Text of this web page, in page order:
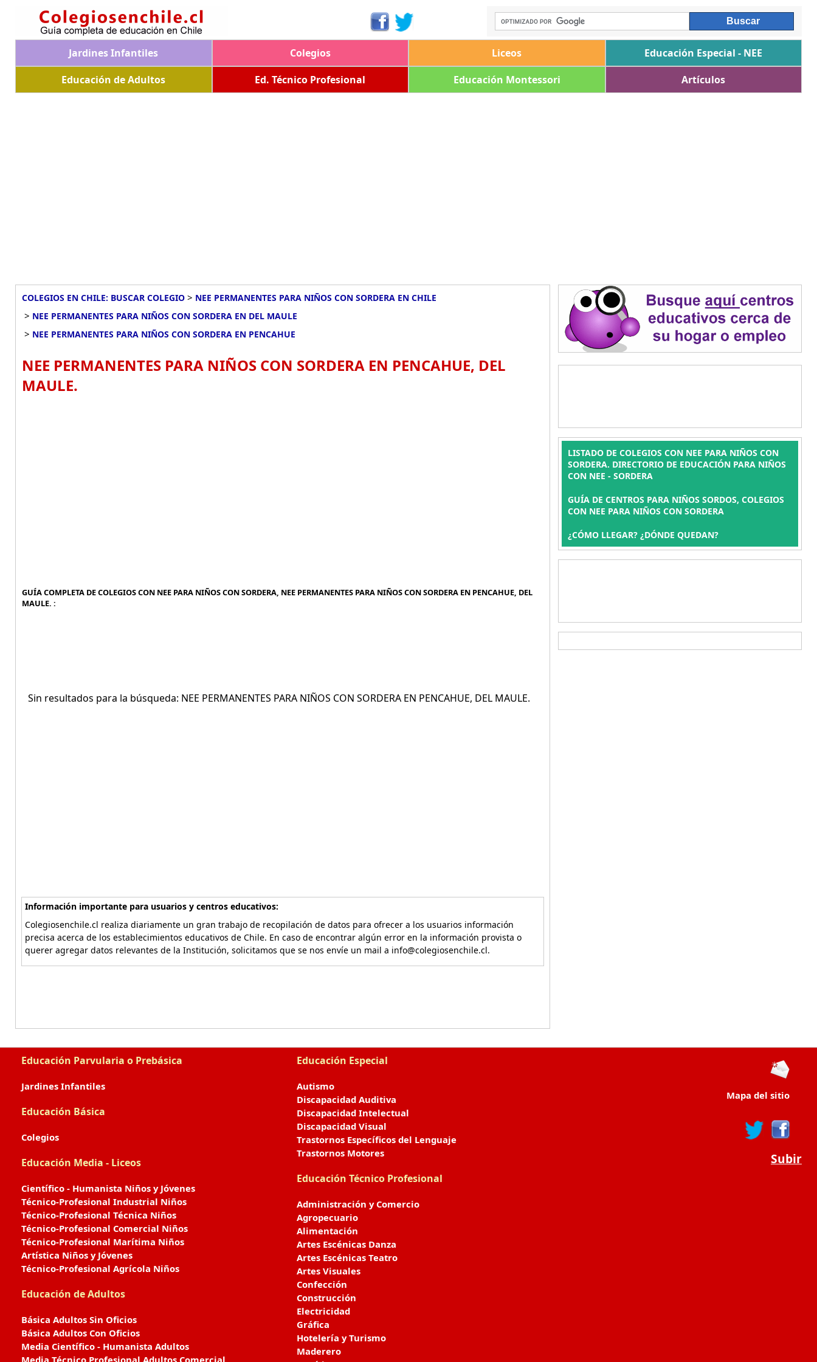
Jardines Infantiles Colegios Liceos
Educación Especial - NEE
Educación de Adultos
Ed. Técnico Profesional Educación Montessori Artículos
COLEGIOS EN CHILE: BUSCAR COLEGIO > NEE PERMANENTES PARA NIÑOS CON SORDERA EN CHILE
> NEE PERMANENTES PARA NIÑOS CON SORDERA EN DEL MAULE
> NEE PERMANENTES PARA NIÑOS CON SORDERA EN PENCAHUE
NEE PERMANENTES PARA NIÑOS CON SORDERA EN PENCAHUE, DEL
MAULE.
GUÍA COMPLETA DE COLEGIOS CON NEE PARA NIÑOS CON SORDERA, NEE PERMANENTES PARA NIÑOS CON SORDERA EN PENCAHUE, DEL
MAULE. :
Sin resultados para la búsqueda: NEE PERMANENTES PARA NIÑOS CON SORDERA EN PENCAHUE, DEL MAULE.
Información importante para usuarios y centros educativos:
Colegiosenchile.cl realiza diariamente un gran trabajo de recopilación de datos para ofrecer a los usuarios información
precisa acerca de los establecimientos educativos de Chile. En caso de encontrar algún error en la información provista o
querer agregar datos relevantes de la Institución, solicitamos que se nos envíe un mail a info@colegiosenchile.cl.
LISTADO DE COLEGIOS CON NEE PARA NIÑOS CON
SORDERA. DIRECTORIO DE EDUCACIÓN PARA NIÑOS
CON NEE - SORDERA
GUÍA DE CENTROS PARA NIÑOS SORDOS, COLEGIOS
CON NEE PARA NIÑOS CON SORDERA
¿CÓMO LLEGAR? ¿DÓNDE QUEDAN?
Educación Parvularia o Prebásica
Jardines Infantiles
Educación Básica
Colegios
Educación Media - Liceos
Científico - Humanista Niños y Jóvenes
Técnico-Profesional Industrial Niños
Técnico-Profesional Técnica Niños
Técnico-Profesional Comercial Niños
Técnico-Profesional Marítima Niños
Artística Niños y Jóvenes
Técnico-Profesional Agrícola Niños
Educación de Adultos
Básica Adultos Sin Oficios
Básica Adultos Con Oficios
Media Científico - Humanista Adultos
Media Técnico Profesional Adultos Comercial
Educación Especial
Autismo
Discapacidad Auditiva
Discapacidad Intelectual
Discapacidad Visual
Trastornos Específicos del Lenguaje
Trastornos Motores
Educación Técnico Profesional
Administración y Comercio
Agropecuario
Alimentación
Artes Escénicas Danza
Artes Escénicas Teatro
Artes Visuales
Confección
Construcción
Electricidad
Gráfica
Hotelería y Turismo
Maderero
Mapa del sitio
Subir